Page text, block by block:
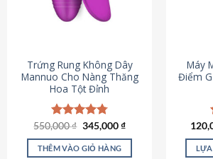
Trứng Rung Không Dây
Mannuo Cho Nàng Thăng
Hoa Tột Đỉnh
Được xếp
hạng4.81
5 sao
550,000₫ Giá
là:
550,000 ₫.
345,000₫Giá
tại
THÊM VÀO GIỎ HÀNG
Máy
Điểm